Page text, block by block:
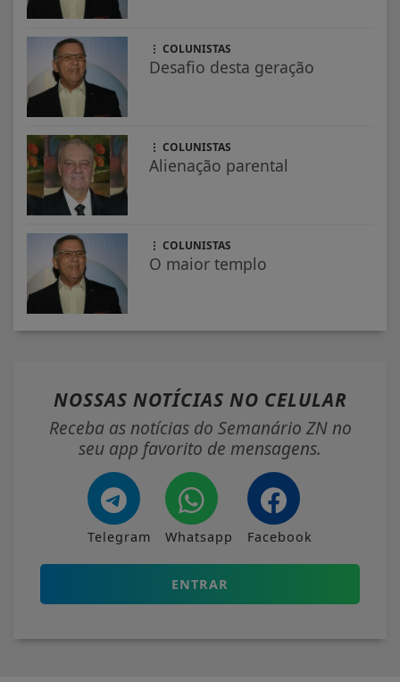
COLUNISTAS
Desafio desta geração
COLUNISTAS
Alienação parental
COLUNISTAS
O maior templo
NOSSAS NOTÍCIAS NO CELULAR
Receba as notícias do Semanário ZN no
seu app favorito de mensagens.
Telegram Whatsapp Facebook
ENTRAR